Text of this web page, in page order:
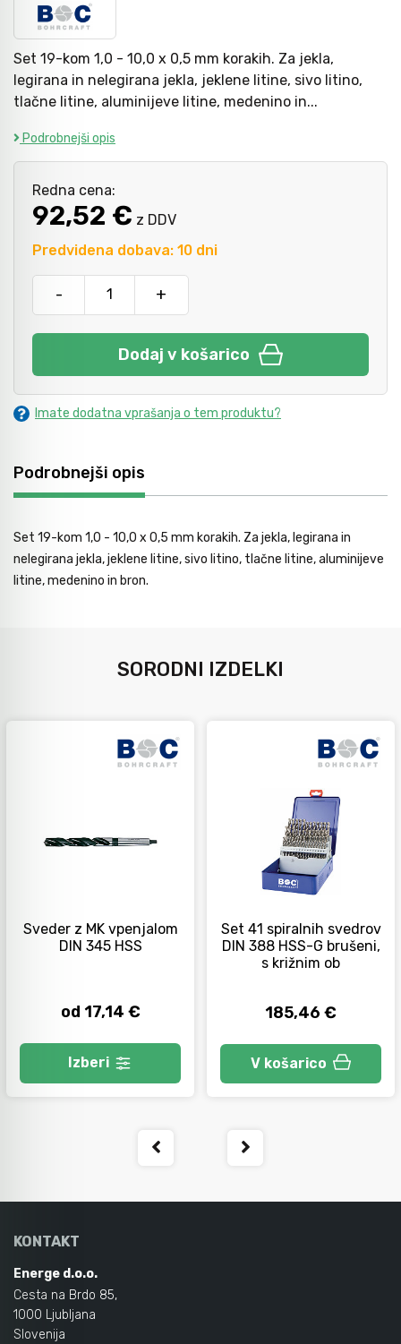
Set 19-kom 1,0 - 10,0 x 0,5 mm korakih. Za jekla,
legirana in nelegirana jekla, jeklene litine, sivo litino,
tlačne litine, aluminijeve litine, medenino in...
Podrobnejši opis
Predvidena dobava: 10 dni
Redna cena:
92,52 € z DDV
- +
Dodaj v košarico
Imate dodatna vprašanja o tem produktu?
Podrobnejši opis
Set 19-kom 1,0 - 10,0 x 0,5 mm korakih. Za jekla, legirana in
nelegirana jekla, jeklene litine, sivo litino, tlačne litine, aluminijeve
litine, medenino in bron.
SORODNI IZDELKI
Sveder z MK vpenjalom
DIN 345 HSS
od 17,14 €
Izberi
Set 41 spiralnih svedrov
DIN 388 HSS-G brušeni,
s križnim ob
185,46 €
V košarico
KONTAKT
Energe d.o.o.
Cesta na Brdo 85,
1000 Ljubljana
Slovenija
Kladiva
Škarje, noži in žage
Zaščitna oprema
Svetila
Avtomobilsko orodje
Inštalatersko orodje
Krivilci cevi
Gozdarsko orodje
Orodje za kolesa
Mazanje